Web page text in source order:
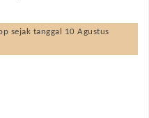
sejak tanggal 10 Agustus